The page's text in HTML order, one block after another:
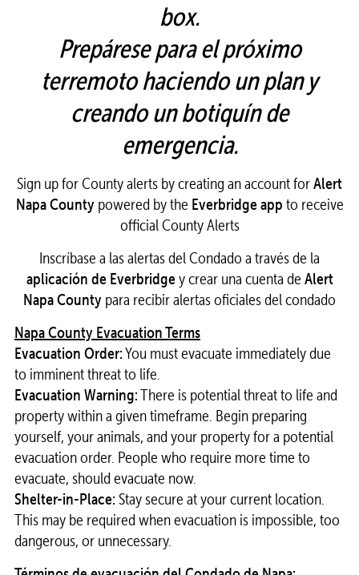
box.
Prepárese para el próximo
terremoto haciendoun plan y
creando un botiquín de
emergencia.
Sign up for County alerts by creating an account forAlert
Napa County powered by the Everbridge app to receive
official County Alerts
Inscríbase a las alertas del Condado a través de la
aplicación de Everbridgey crear una cuenta de Alert
Napa County para recibir alertas oficiales del condado
Napa County Evacuation Terms
Evacuation Order:You must evacuate immediately due
to imminent threat to life.
Evacuation Warning:There is potential threat to life and
property within a given timeframe. Begin preparing
yourself, your animals, and your property for a potential
evacuation order. People who require more time to
evacuate, should evacuate now.
Shelter-in-Place: Stay secure at your current location.
This may be required when evacuation is impossible, too
dangerous, or unnecessary.